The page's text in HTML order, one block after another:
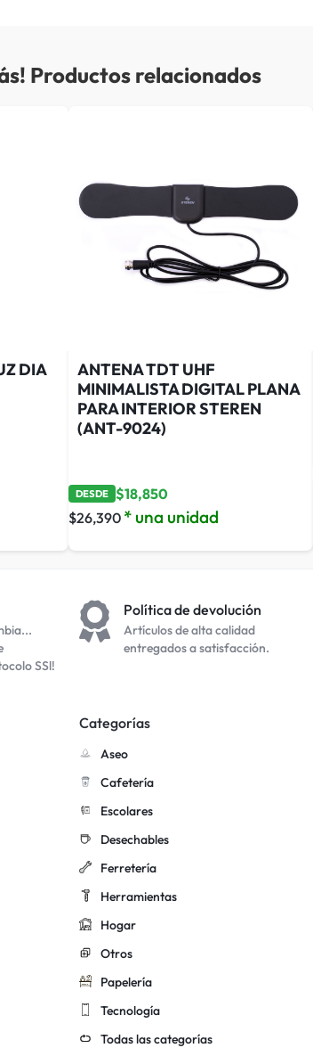
Productos relacionados
DIA
ANTENA TDT UHF
MINIMALISTA DIGITAL PLANA
PARA INTERIOR STEREN
(ANT-9024)
DESDE $18,850
$26,390 * una unidad
SSl!
Política de devolución
Artículos de alta calidad
entregados a satisfacción.
Categorías
Aseo
Cafetería
Escolares
Desechables
Ferretería
Herramientas
Hogar
Otros
Papelería
Tecnología
Todas las categorías